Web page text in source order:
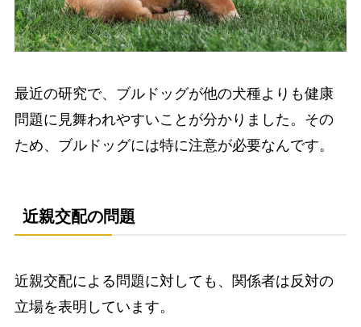
最近の研究で、ブルドッグが他の犬種よりも健康
問題に見舞われやすいことが分かりました。その
ため、ブルドッグには特に注意が必要なんです。
近親交配の問題
近親交配による問題に対しても、関係者は反対の
立場を表明しています。